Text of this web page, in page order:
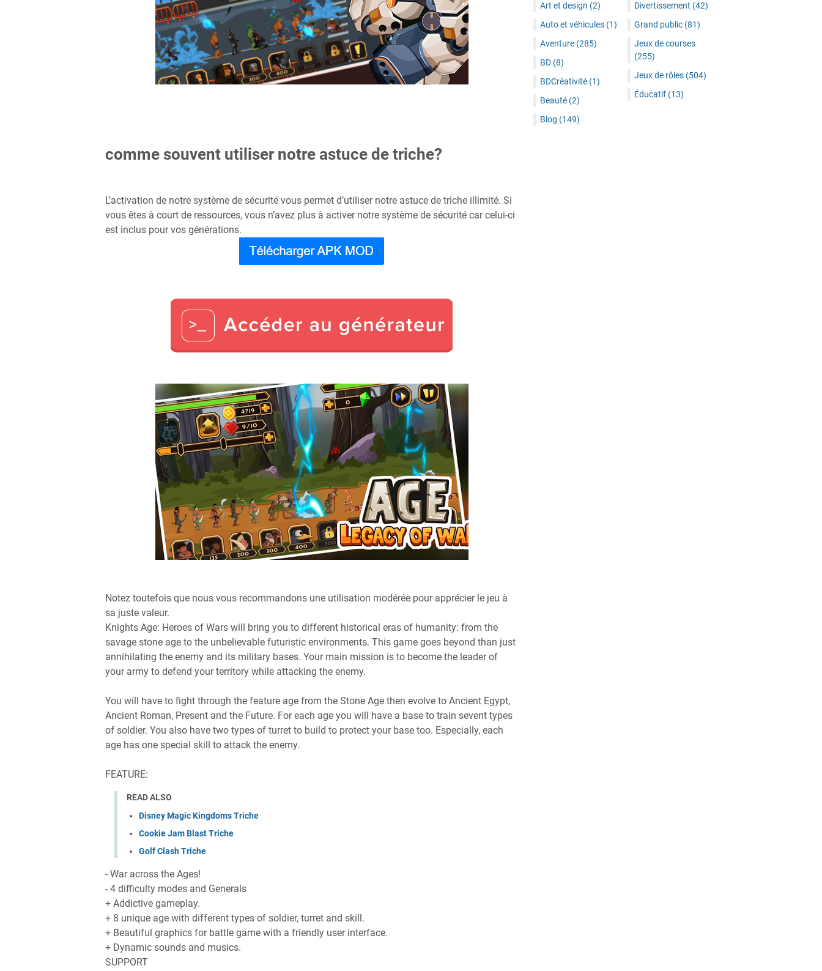
comme souvent utiliser notre astuce de triche?
L’activation de notre système de sécurité vous permet d’utiliser notre astuce de triche illimité. Si
vous êtes à court de ressources, vous n’avez plus à activer notre système de sécurité car celui-ci
est inclus pour vos générations.
Notez toutefois que nous vous recommandons une utilisation modérée pour apprécier le jeu à
sa juste valeur.
Knights Age: Heroes of Wars will bring you to different historical eras of humanity: from the
savage stone age to the unbelievable futuristic environments. This game goes beyond than just
annihilating the enemy and its military bases. Your main mission is to become the leader of
your army to defend your territory while attacking the enemy.
You will have to fight through the feature age from the Stone Age then evolve to Ancient Egypt,
Ancient Roman, Present and the Future. For each age you will have a base to train sevent types
of soldier. You also have two types of turret to build to protect your base too. Especially, each
age has one special skill to attack the enemy.
FEATURE:
READ ALSO
Disney Magic Kingdoms Triche
Cookie Jam Blast Triche
Golf Clash Triche
- War across the Ages!
- 4 difficulty modes and Generals
+ Addictive gameplay.
+ 8 unique age with different types of soldier, turret and skill.
+ Beautiful graphics for battle game with a friendly user interface.
+ Dynamic sounds and musics.
SUPPORT
Art et design (2)
Auto et véhicules (1)
Aventure (285)
BD (8)
BDCréativité (1)
Beauté (2)
Blog (149)
Divertissement (42)
Grand public (81)
Jeux de courses
(255)
Jeux de rôles (504)
Éducatif (13)